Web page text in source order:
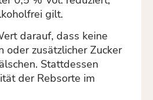
gilt.
darauf, dass keine
oder zusätzlicher Zucker
Stattdessen
der Rebsorte im